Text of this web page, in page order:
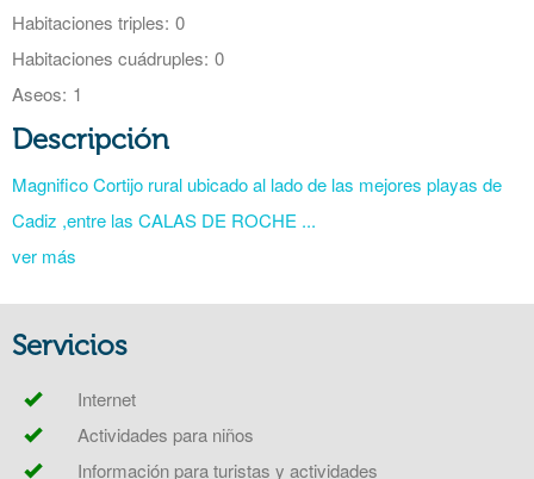
Habitaciones triples: 0
Habitaciones cuádruples: 0
Aseos: 1
Descripción
Magnifico Cortijo rural ubicado al lado de las mejores playas de
Cadiz ,entre las CALAS DE ROCHE ...
ver más
Servicios
Internet
Actividades para niños
Información para turistas y actividades